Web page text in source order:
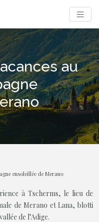
au
ensoleillée de Merano
à Tscherms, le lieu de
de Merano et Lana, blotti
de l’Adige.